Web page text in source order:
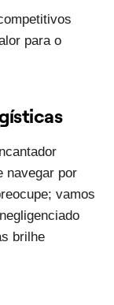
para o
navegar por
vamos
brilhe